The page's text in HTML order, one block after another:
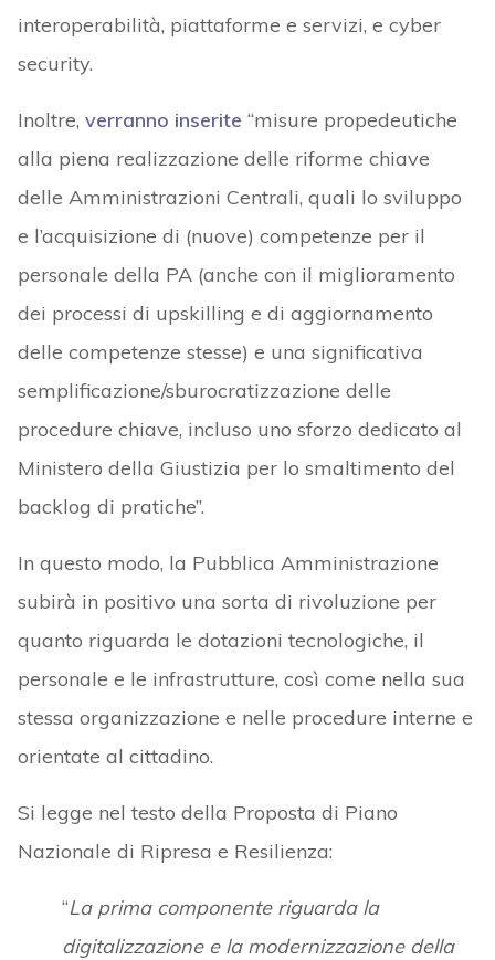
interoperabilità, piattaforme e servizi, e cyber
security.
Inoltre, verranno inserite “misure propedeutiche
alla piena realizzazione delle riforme chiave
delle Amministrazioni Centrali, quali lo sviluppo
e l’acquisizione di (nuove) competenze per il
personale della PA (anche con il miglioramento
dei processi di upskilling e di aggiornamento
delle competenze stesse) e una significativa
semplificazione/sburocratizzazione delle
procedure chiave, incluso uno sforzo dedicato al
Ministero della Giustizia per lo smaltimento del
backlog di pratiche”.
In questo modo, la Pubblica Amministrazione
subirà in positivo una sorta di rivoluzione per
quanto riguarda le dotazioni tecnologiche, il
personale e le infrastrutture, così come nella sua
stessa organizzazione e nelle procedure interne e
orientate al cittadino.
Si legge nel testo della Proposta di Piano
Nazionale di Ripresa e Resilienza:
“La prima componente riguarda la
digitalizzazione e la modernizzazione della